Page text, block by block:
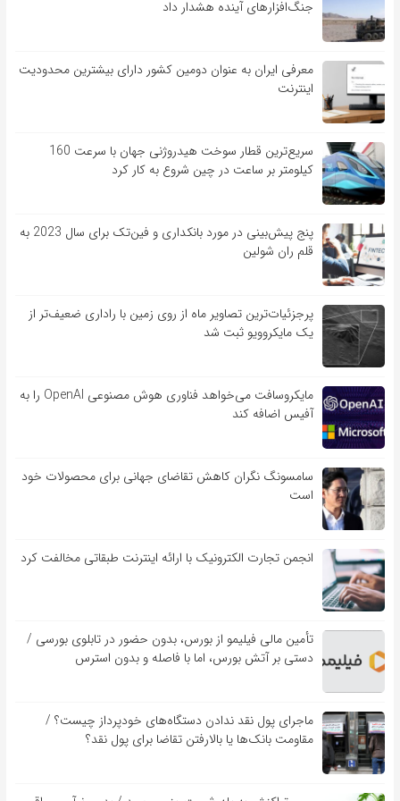
جنگ‌افزارهای آینده هشدار داد
معرفی ایران به عنوان دومین کشور دارای بیشترین محدودیت
اینترنت
سریع‌ترین قطار سوخت هیدروژنی جهان با سرعت 160
کیلومتر بر ساعت در چین شروع به کار کرد
پنج پیش‌بینی در مورد بانکداری و فین‌تک برای سال 2023 به
قلم ران شولین
پرجزئیات‌ترین تصاویر ماه از روی زمین با راداری ضعیف‌تر از
یک مایکروویو ثبت شد
مایکروسافت می‌خواهد فناوری هوش مصنوعی OpenAI را به
آفیس اضافه کند
سامسونگ نگران کاهش تقاضای جهانی برای محصولات خود
است
انجمن تجارت الکترونیک با ارائه اینترنت طبقاتی مخالفت کرد
تأمین مالی فیلیمو از بورس، بدون حضور در تابلوی بورسی /
دستی بر آتش بورس، اما با فاصله و بدون استرس
ماجرای پول نقد ندادن دستگاه‌های خودپرداز چیست؟ /
مقاومت بانک‌ها یا بالارفتن تقاضا برای پول نقد؟